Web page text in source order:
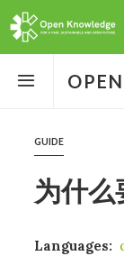
menu
GUIDE
为什么
Languages: